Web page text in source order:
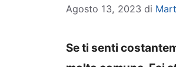
Agosto 13, 2023 di
Se ti senti